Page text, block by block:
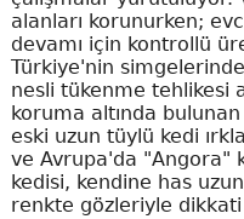
alanları korunurken;
devamı için kontrollü
Türkiye'nin
nesli tükenme tehlikesi
koruma altında
eski uzun tüylü kedi
ve Avrupa'da "Angora"
kedisi, kendine has
renkte gözleriyle